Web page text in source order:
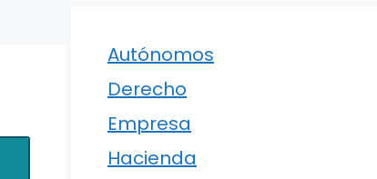
Autónomos
Derecho
Empresa
Hacienda